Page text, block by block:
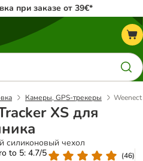
при заказе от 39€*
Камеры, GPS-трекеры
XS для
силиконовый чехол
to 5: 4.7/5
(46)